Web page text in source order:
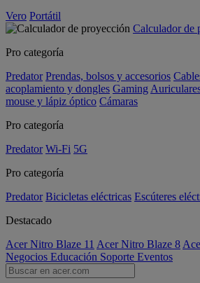
Vero Portátil
Calculador de
Pro categoría
Predator Prendas, bolsos y accesorios
acoplamiento y dongles Gaming
mouse y lápiz óptico Cámaras
Pro categoría
Predator Wi-Fi 5G
Pro categoría
Predator Bicicletas eléctricas Escúteres
Destacado
Acer Nitro Blaze 11 Acer Nitro Blaze 8
Negocios Educación Soporte Eventos